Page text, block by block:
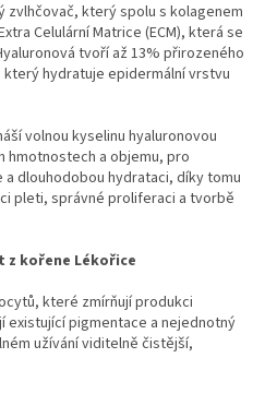
zvlhčovač, který spolu s kolagenem
Celulární Matrice (ECM), která se
tvoří až 13% přirozeného
který hydratuje epidermální vrstvu
volnou kyselinu hyaluronovou
hmotnostech a objemu, pro
dlouhodobou hydrataci, díky tomu
pleti, správné proliferaci a tvorbě
z kořene Lékořice
které zmírňují produkci
existující pigmentace a nejednotný
užívání viditelně čistější,